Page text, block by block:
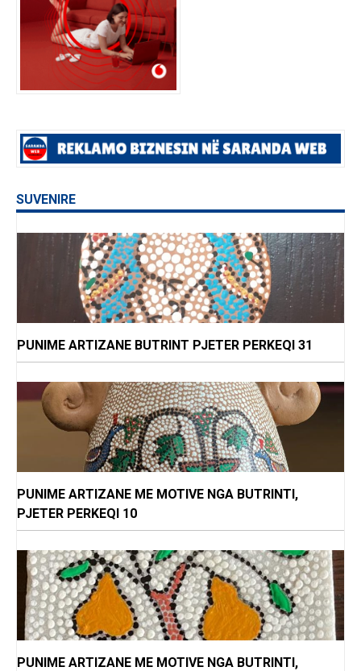
SUVENIRE
PUNIME ARTIZANE BUTRINT PJETER PERKEQI 31
PUNIME ARTIZANE ME MOTIVE NGA BUTRINTI,
PJETER PERKEQI 10
PUNIME ARTIZANE ME MOTIVE NGA BUTRINTI,